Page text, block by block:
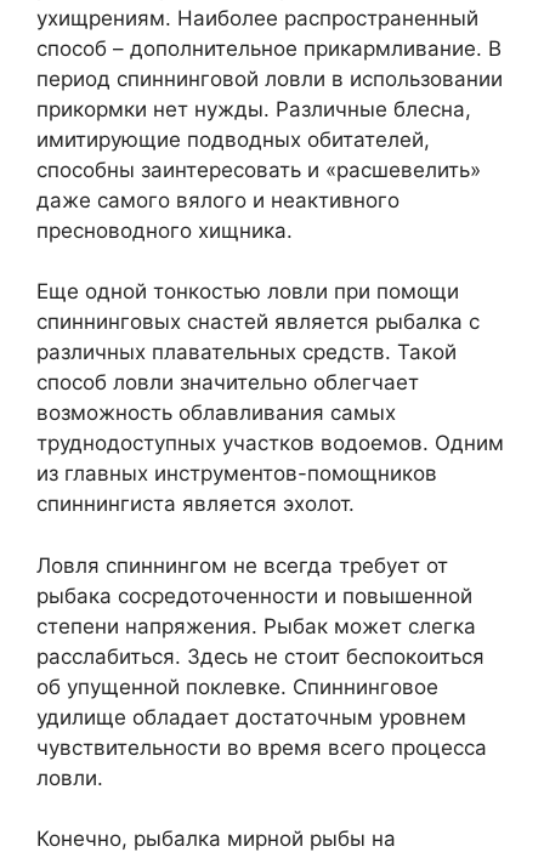
ухищрениям. Наиболее распространенный
способ – дополнительное прикармливание. В
период спиннинговой ловли в использовании
прикормки нет нужды. Различные блесна,
имитирующие подводных обитателей,
способны заинтересовать и «расшевелить»
даже самого вялого и неактивного
пресноводного хищника.
Еще одной тонкостью ловли при помощи
спиннинговых снастей является рыбалка с
различных плавательных средств. Такой
способ ловли значительно облегчает
возможность облавливания самых
труднодоступных участков водоемов. Одним
из главных инструментов-помощников
спиннингиста является эхолот.
Ловля спиннингом не всегда требует от
рыбака сосредоточенности и повышенной
степени напряжения. Рыбак может слегка
расслабиться. Здесь не стоит беспокоиться
об упущенной поклевке. Спиннинговое
удилище обладает достаточным уровнем
чувствительности во время всего процесса
ловли.
Конечно, рыбалка мирной рыбы на